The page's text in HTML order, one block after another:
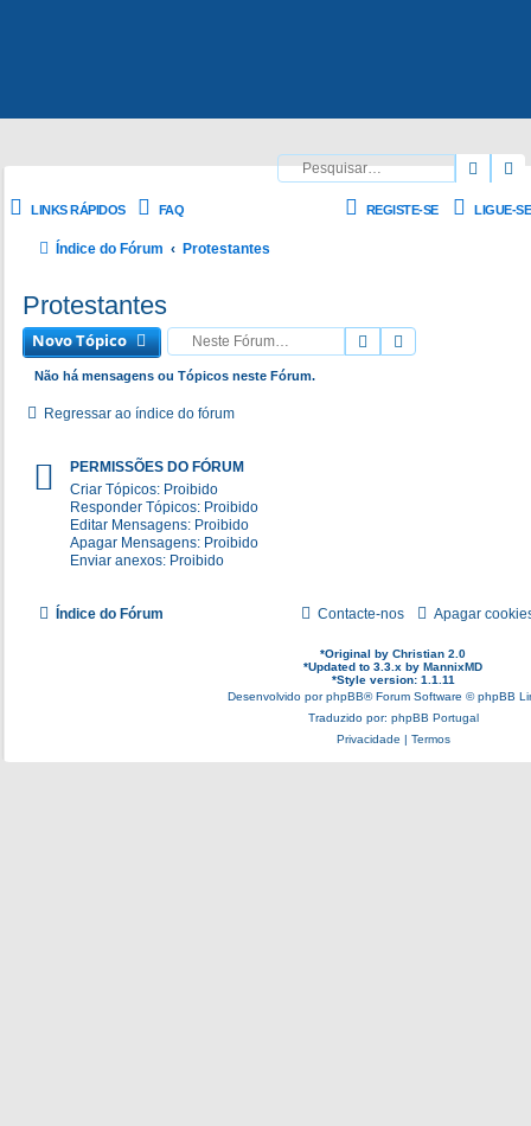
LINKS RÁPIDOS FAQ LIGUE-SE
REGISTE-SE
Índice do Fórum Protestantes
Protestantes
Novo Tópico Pesquisar
Não há mensagens ou Tópicos neste Fórum.
Regressar ao índice do fórum
PERMISSÕES DO FÓRUM
Criar Tópicos: Proibido
Responder Tópicos: Proibido
Editar Mensagens: Proibido
Apagar Mensagens: Proibido
Enviar anexos: Proibido
Índice do Fórum Apagar
Contacte-nos
*Original by Christian 2.0
*Updated to 3.3.x by MannixMD
*Style version: 1.1.11
Desenvolvido porphpBB® Forum Software © phpBB
Traduzido por: phpBB Portugal
Privacidade | Termos